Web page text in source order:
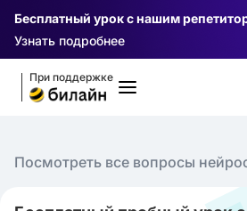
Бесплатный урок с нашим
Узнать подробнее
При поддержке
Посмотреть все вопросы